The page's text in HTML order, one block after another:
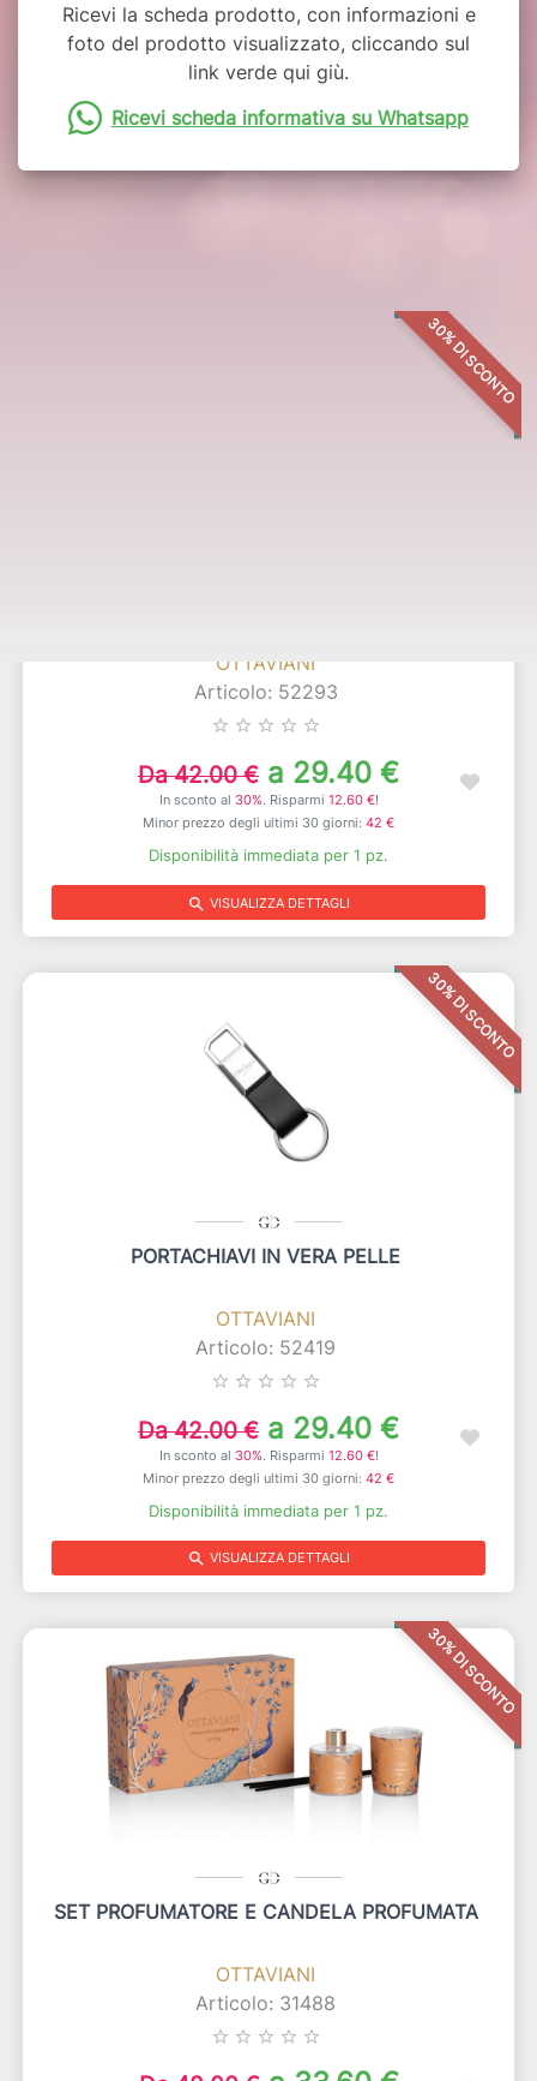
Ricevi la scheda prodotto, con informazioni e
foto del prodotto visualizzato, cliccando sul
link verde qui giù.
Ricevi scheda informativa su Whatsapp
30% DI SCONTO
OTTAVIANI
Articolo: 52293
star_border star_border star_border star_border star_border
Da 42.00 € a 29.40 €
In sconto al 30%. Risparmi 12.60 €!
Minor prezzo degli ultimi 30 giorni: 42 €
Disponibilità immediata per 1 pz.
search VISUALIZZA DETTAGLI
30% DI SCONTO
PORTACHIAVI IN VERA PELLE
OTTAVIANI
Articolo: 52419
star_border star_border star_border star_border star_border
Da 42.00 € a 29.40 €
In sconto al 30%. Risparmi 12.60 €!
Minor prezzo degli ultimi 30 giorni: 42 €
Disponibilità immediata per 1 pz.
search VISUALIZZA DETTAGLI
30% DI SCONTO
SET PROFUMATORE E CANDELA PROFUMATA
OTTAVIANI
Articolo: 31488
star_border star_border star_border star_border star_border